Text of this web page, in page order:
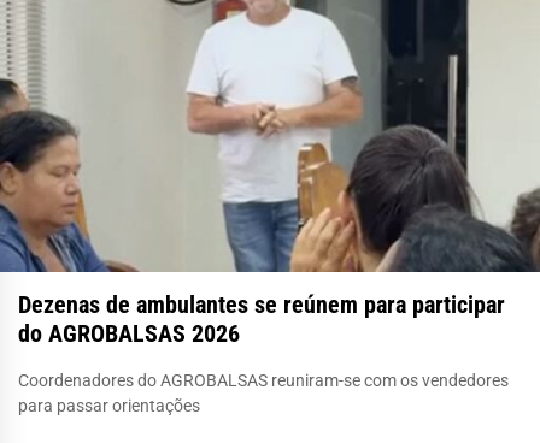
Dezenas de ambulantes se reúnem para participar
do AGROBALSAS 2026
Coordenadores do AGROBALSAS reuniram-se com os vendedores
para passar orientações